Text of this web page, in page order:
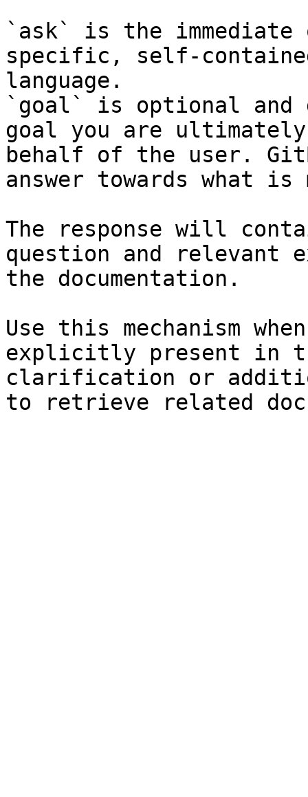
`ask` is the
specific, self-
language.
`goal` is optional and
goal you are
behalf of the user.
answer towards what
The response will
question and relevant
the documentation.
Use this mechanism
explicitly present in
clarification or